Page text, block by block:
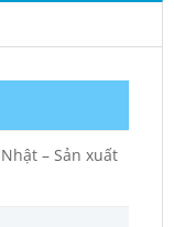
– Sản xuất